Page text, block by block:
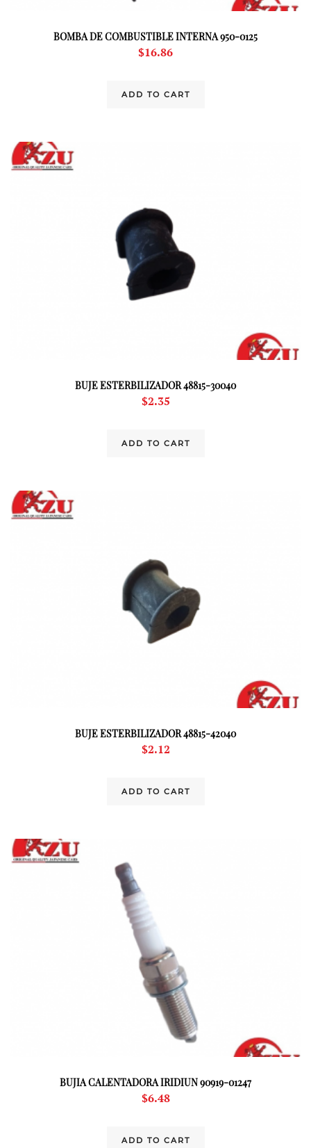
BOMBA DE COMBUSTIBLE INTERNA 950-0125
$16.86
ADD TO CART
BUJE ESTERBILIZADOR 48815-30040
$2.35
ADD TO CART
BUJE ESTERBILIZADOR 48815-42040
$2.12
ADD TO CART
BUJIA CALENTADORA IRIDIUN 90919-01247
$6.48
ADD TO CART